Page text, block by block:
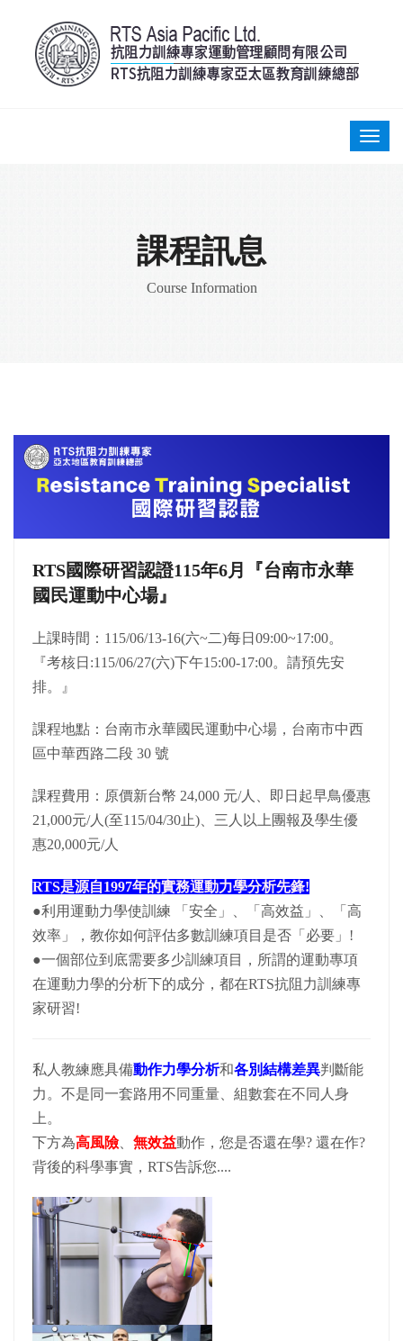
課程訊息
Course Information
RTS國際研習認證115年6月『台南市永華
國民運動中心場』
上課時間：115/06/13-16(六~二)每日09:00~17:00。
『考核日:115/06/27(六)下午15:00-17:00。請預先安
排。』
課程地點：台南市永華國民運動中心場，台南市中西
區中華西路二段 30 號
課程費用：原價新台幣 24,000 元/人、即日起早鳥優惠
21,000元/人(至115/04/30止)、三人以上團報及學生優
惠20,000元/人
RTS是源自1997年的實務運動力學分析先鋒!
●利用運動力學使訓練 「安全」、「高效益」、「高
效率」，教你如何評估多數訓練項目是否「必要」!
●一個部位到底需要多少訓練項目，所謂的運動專項
在運動力學的分析下的成分，都在RTS抗阻力訓練專
家研習!
私人教練應具備動作力學分析和各別結構差異判斷能
力。不是同一套路用不同重量、組數套在不同人身
上。
下方為高風險 無效益動作，您是否還在學? 還在作?
背後的科學事實，RTS告訴您....